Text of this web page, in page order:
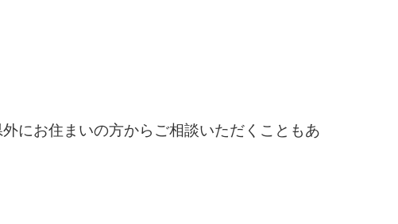
にお住まいの方からご相談いただくこともあ